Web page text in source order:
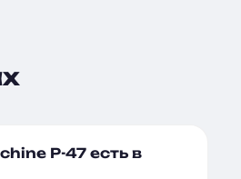
P-47 есть в